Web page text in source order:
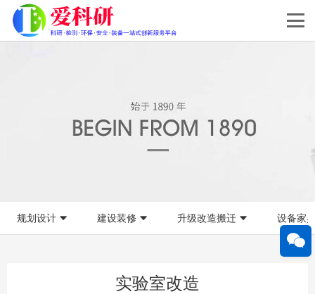
规划设计 建设装修 升级改造搬迁 设备家
实验室改造